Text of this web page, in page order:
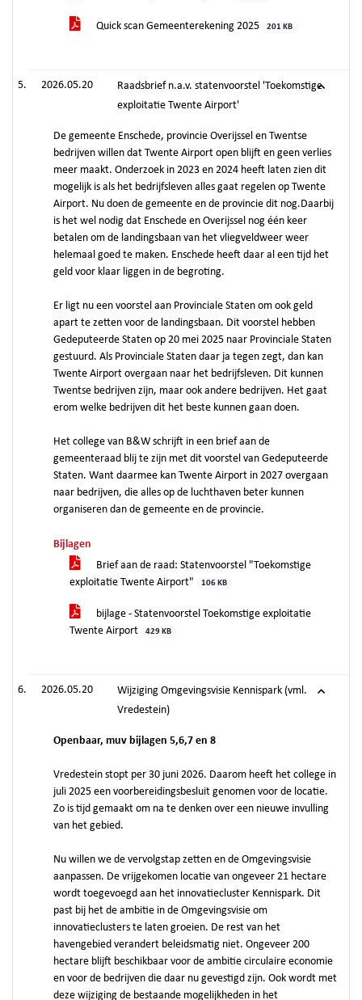
Quick scan Gemeenterekening 2025 201 KB
2026.05.20
Raadsbrief n.a.v. statenvoorstel 'Toekomstige
exploitatie Twente Airport'
De gemeente Enschede, provincie Overijssel en Twentse
bedrijven willen dat Twente Airport open blijft en geen verlies
meer maakt. Onderzoek in 2023 en 2024 heeft laten zien dit
mogelijk is als het bedrijfsleven alles gaat regelen op Twente
Airport. Nu doen de gemeente en de provincie dit nog.Daarbij
is het wel nodig dat Enschede en Overijssel nog één keer
betalen om de landingsbaan van het vliegveldweer weer
helemaal goed te maken. Enschede heeft daar al een tijd het
geld voor klaar liggen in de begroting.
Er ligt nu een voorstel aan Provinciale Staten om ook geld
apart te zetten voor de landingsbaan. Dit voorstel hebben
Gedeputeerde Staten op 20 mei 2025 naar Provinciale Staten
gestuurd. Als Provinciale Staten daar ja tegen zegt, dan kan
Twente Airport overgaan naar het bedrijfsleven. Dit kunnen
Twentse bedrijven zijn, maar ook andere bedrijven. Het gaat
erom welke bedrijven dit het beste kunnen gaan doen.
Het college van B&W schrijft in een brief aan de
gemeenteraad blij te zijn met dit voorstel van Gedeputeerde
Staten. Want daarmee kan Twente Airport in 2027 overgaan
naar bedrijven, die alles op de luchthaven beter kunnen
organiseren dan de gemeente en de provincie.
Bijlagen
Brief aan de raad: Statenvoorstel "Toekomstige
exploitatie Twente Airport"
106 KB
bijlage - Statenvoorstel Toekomstige exploitatie
Twente Airport
429 KB
2026.05.20
Wijziging Omgevingsvisie Kennispark (vml.
Vredestein)
Openbaar, muv bijlagen 5,6,7 en 8
Vredestein stopt per 30 juni 2026. Daarom heeft het college in
juli 2025 een voorbereidingsbesluit genomen voor de locatie.
Zo is tijd gemaakt om na te denken over een nieuwe invulling
van het gebied.
Nu willen we de vervolgstap zetten en de Omgevingsvisie
aanpassen. De vrijgekomen locatie van ongeveer 21 hectare
wordt toegevoegd aan het innovatiecluster Kennispark. Dit
past bij het de ambitie in de Omgevingsvisie om
innovatieclusters te laten groeien. De rest van het
havengebied verandert beleidsmatig niet. Ongeveer 200
hectare blijft beschikbaar voor de ambitie circulaire economie
en voor de bedrijven die daar nu gevestigd zijn. Ook wordt met
deze wijziging de bestaande mogelijkheden in het